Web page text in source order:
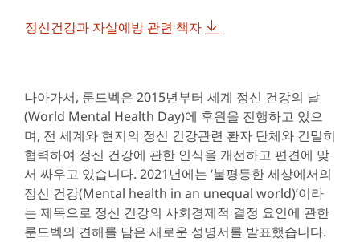
정신건강과 자살예방 관련 책자
나아가서, 룬드벡은 2015년부터 세계 정신 건강의 날
(World Mental Health Day)에 후원을 진행하고 있으
며, 전 세계와 현지의 정신 건강관련 환자 단체와 긴밀히
협력하여 정신 건강에 관한 인식을 개선하고 편견에 맞
서 싸우고 있습니다. 2021년에는 ‘불평등한 세상에서의
정신 건강(Mental health in an unequal world)’이라
는 제목으로 정신 건강의 사회경제적 결정 요인에 관한
룬드벡의 견해를 담은 새로운 성명서를 발표했습니다.